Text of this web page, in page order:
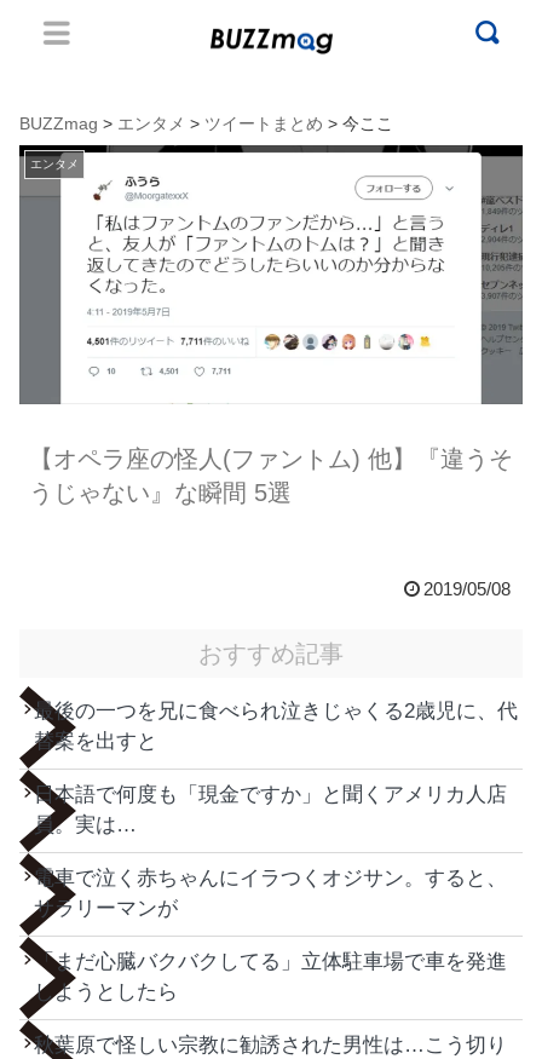
BUZZmag > エンタメ > ツイートまとめ > 今ここ
エンタメ
【オペラ座の怪人(ファントム) 他】『違うそ
うじゃない』な瞬間 5選
2019/05/08
おすすめ記事
最後の一つを兄に食べられ泣きじゃくる2歳児に、代
替案を出すと
日本語で何度も「現金ですか」と聞くアメリカ人店
員。実は…
電車で泣く赤ちゃんにイラつくオジサン。すると、
サラリーマンが
「まだ心臓バクバクしてる」立体駐車場で車を発進
しようとしたら
秋葉原で怪しい宗教に勧誘された男性は…こう切り